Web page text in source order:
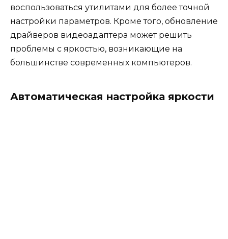
воспользоваться утилитами для более точной
настройки параметров. Кроме того, обновление
драйверов видеоадаптера может решить
проблемы с яркостью, возникающие на
большинстве современных компьютеров.
Автоматическая настройка яркости